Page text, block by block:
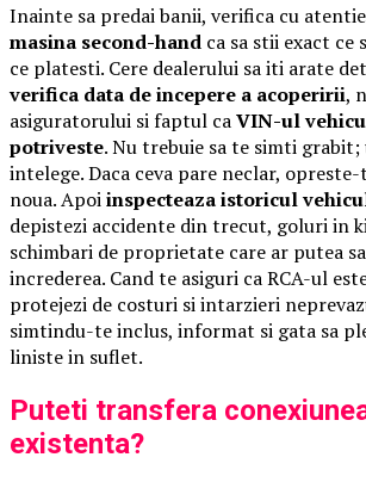
Inainte sa predai banii, verifica cu atentie
masina second-hand ca sa stii exact ce
ce platesti. Cere dealerului sa iti arate
verifica data de incepere a acoperirii,
asiguratorului si faptul caVIN-ul
potriveste. Nu trebuie sa te simti grabit;
intelege. Daca ceva pare neclar,
noua. Apoiinspecteaza istoricul
depistezi accidente din trecut, goluri in
schimbari de proprietate care ar putea
increderea. Cand te asiguri ca RCA-ul
protejezi de costuri si intarzieri
simtindu-te inclus, informat si gata sa
liniste in suflet.
Puteti transfera
existenta?